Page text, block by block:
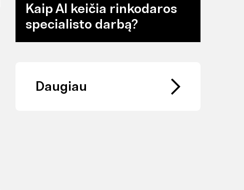
Kaip AI keičia rinkodaros
specialisto darbą?
Daugiau